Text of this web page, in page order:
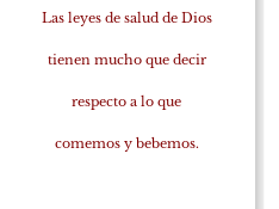
Las leyes de salud de Dios
tienen mucho que decir
respecto a lo que
comemos y bebemos.